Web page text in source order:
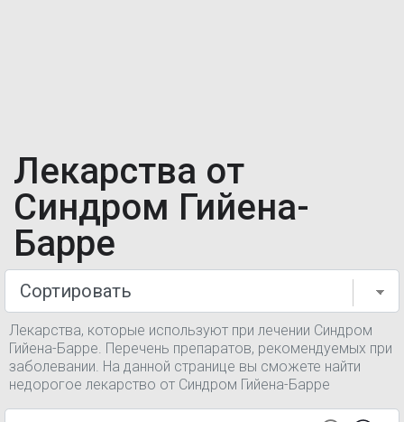
Лекарства от
Синдром Гийена-
Барре
Лекарства, которые используют при лечении Синдром
Гийена-Барре. Перечень препаратов, рекомендуемых при
заболевании. На данной странице вы сможете найти
недорогое лекарство от Синдром Гийена-Барре